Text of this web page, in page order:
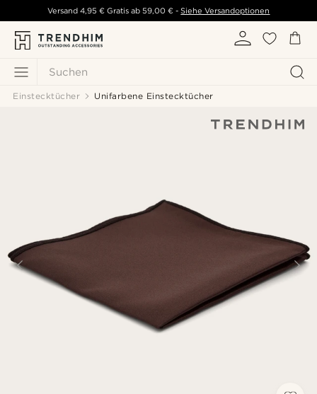
Suchen
Versand 4,95 € Gratis ab 59,00 € - Siehe Versandoptionen
Einstecktücher Unifarbene Einstecktücher